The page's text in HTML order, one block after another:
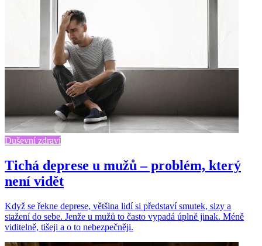
Duševní zdraví
Tichá deprese u mužů – problém, který
není vidět
Když se řekne deprese, většina lidí si představí smutek, slzy a
stažení do sebe. Jenže u mužů to často vypadá úplně jinak. Méně
viditelně, tišeji a o to nebezpečněji.